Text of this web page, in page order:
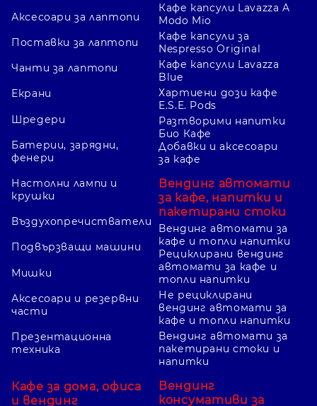
Аксесоари за лаптопи
Поставки за лаптопи
Чанти за лаптопи
Екрани
Шредери
Батерии, зарядни,
фенери
Настолни лампи и
крушки
Въздухопречистватели
Подвързващи машини
Мишки
Аксесоари и резервни
части
Презентационна
техника
Кафе за дома, офиса
и вендинг
Кафе капсули Lavazza A
Modo Mio
Кафе капсули за
Nespresso Original
Кафе капсули Lavazza
Blue
Хартиени дози кафе
E.S.E. Pods
Разтворими напитки
Био Кафе
Добавки и аксесоари
за кафе
Вендинг автомати
за кафе, напитки и
пакетирани стоки
Вендинг автомати за
кафе и топли напитки
Рециклирани вендинг
автомати за кафе и
топли напитки
Не рециклирани
вендинг автомати за
кафе и топли напитки
Вендинг автомати за
пакетирани стоки и
напитки
Вендинг
консумативи за